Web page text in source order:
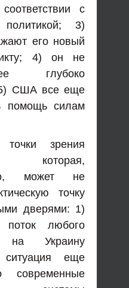
с
политикой; 3)
его новый
4) он не
глубоко
США все еще
помощь силам
зрения
может не
точку
дверями: 1)
поток любого
Украину
еще